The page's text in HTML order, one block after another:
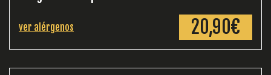
ver alérgenos 20,90€